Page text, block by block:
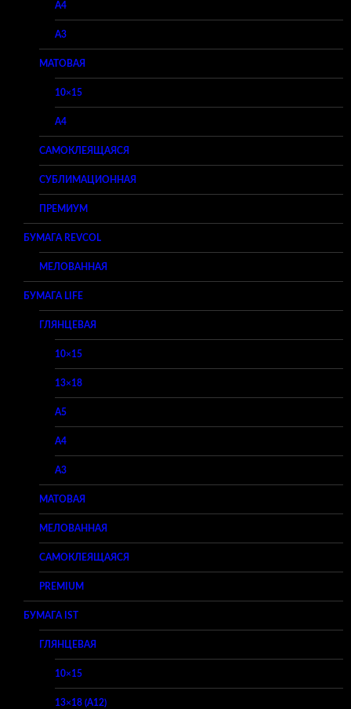
A4
A3
МАТОВАЯ
10×15
A4
САМОКЛЕЯЩАЯСЯ
СУБЛИМАЦИОННАЯ
ПРЕМИУМ
БУМАГА REVCOL
МЕЛОВАННАЯ
БУМАГА LIFE
ГЛЯНЦЕВАЯ
10×15
13×18
A5
A4
A3
МАТОВАЯ
МЕЛОВАННАЯ
САМОКЛЕЯЩАЯСЯ
PREMIUM
БУМАГА IST
ГЛЯНЦЕВАЯ
10×15
13×18 (A12)